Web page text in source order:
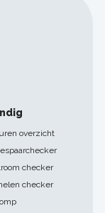
overzicht
checker
checker